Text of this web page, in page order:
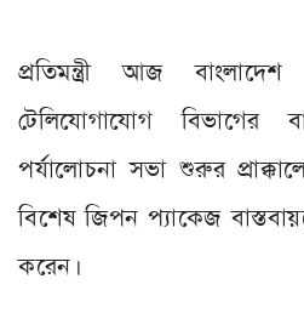
প্রতিমন্ত্রী আজ
টেলিযোগাযোগ বিভাগের
পর্যালোচনা সভা শুরুর
বিশেষ জিপন প্যাকেজ
করেন।